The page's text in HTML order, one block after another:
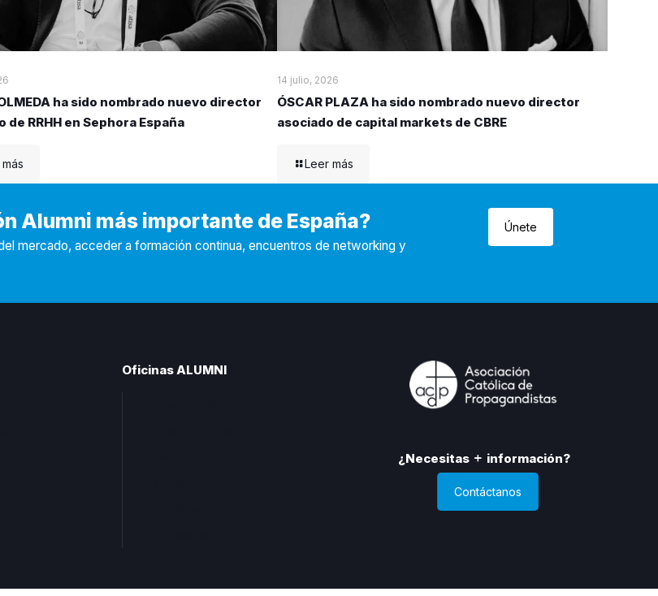
ha sido nombrado nuevo director
de RRHH en Sephora España
14 julio, 2026
ÓSCAR PLAZA ha sido nombrado nuevo director
asociado de capital markets de CBRE
Leer más
Alumni más importante de España?
mercado, acceder a formación continua, encuentros de networking y
Únete
Oficinas ALUMNI
¿Necesitas información?
Contáctanos